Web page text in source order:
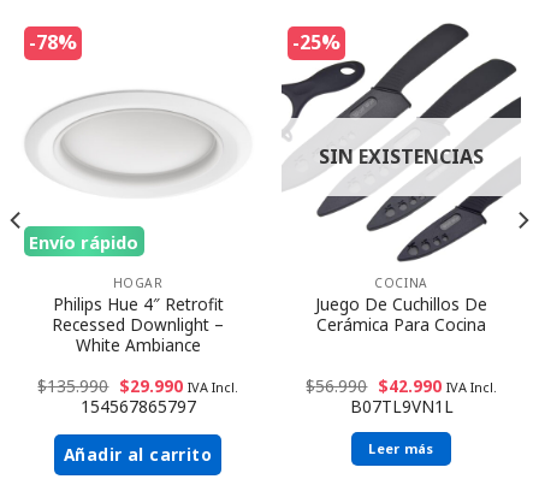
-78%
Envío rápido
HOGAR
Philips Hue 4″ Retrofit
Recessed Downlight –
White Ambiance
$135.990 $29.990 IVA Incl.
154567865797
Añadir al carrito
-25%
SIN EXISTENCIAS
COCINA
Juego De Cuchillos De
Cerámica Para Cocina
$56.990 $42.990 IVA Incl.
B07TL9VN1L
Leer más